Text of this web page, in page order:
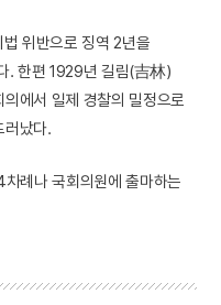
위반으로 징역 2년을
. 한편 1929년 길림(吉林)
에서 일제 경찰의 밀정으로
러났다.
례나 국회의원에 출마하는